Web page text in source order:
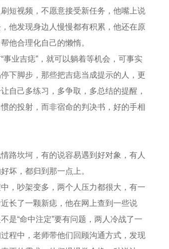
短视频，不愿意接受新任务，他嘴上说
他发现身边人慢慢都有积累，他还在原
他合理化自己的懒惰。
业吉痣”，就可以躺着等机会，可事实
下脚步，那些把吉痣当成提示的人，更
自己多练习，多争取，多总结的提醒，
的投射，而非宿命的判决书，好的手相
路坎坷，有的说容易遇到好对象，有人
坏，都归到那一点上。
，吵架变多，两个人压力都很大，有一
长了一颗新痣，他在网上查到一些说
是“命中注定”要有问题，两人冷战了一
程中，老师带他们回顾沟通方式，发现